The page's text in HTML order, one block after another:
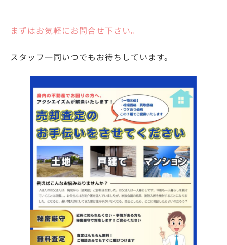
まずはお気軽にお問合せ下さい。
スタッフ一同いつでもお待ちしています。